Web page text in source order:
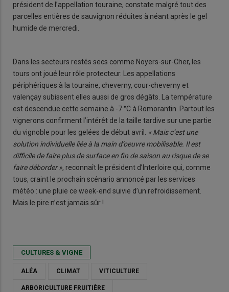
président de l’appellation touraine, constate malgré tout des
parcelles entières de sauvignon réduites à néant après le gel
humide de mercredi.
Dans les secteurs restés secs comme Noyers-sur-Cher, les
tours ont joué leur rôle protecteur. Les appellations
périphériques à la touraine, cheverny, cour-cheverny et
valençay subissent elles aussi de gros dégâts. La température
est descendue cette semaine à -7 °C à Romorantin. Partout les
vignerons confirment l’intérêt de la taille tardive sur une partie
du vignoble pour les gelées de début avril. « Mais c’est une
solution individuelle liée à la main d’oeuvre mobilisable. Il est
difficile de faire plus de surface en fin de saison au risque de se
faire déborder », reconnaît le président d’Interloire qui, comme
tous, craint le prochain scénario annoncé par les services
météo : une pluie ce week-end suivie d’un refroidissement.
Mais le pire n’est jamais sûr !
CULTURES & VIGNE
ALÉA CLIMAT VITICULTURE
ARBORICULTURE FRUITIÈRE